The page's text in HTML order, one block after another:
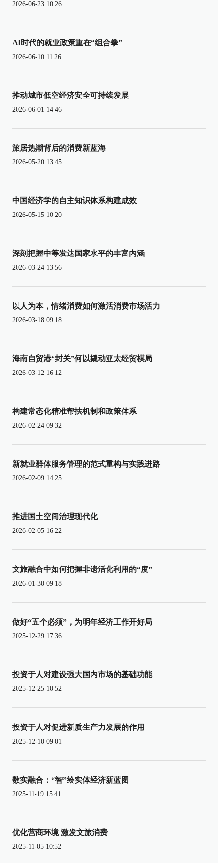
2026-06-23 10:26
AI时代的就业政策重在“组合拳”
2026-06-10 11:26
推动城市低空经济安全可持续发展
2026-06-01 14:46
旅居热潮背后的消费新蓝海
2026-05-20 13:45
中国经济学的自主知识体系构建成效
2026-05-15 10:20
深刻把握中等发达国家水平的丰富内涵
2026-03-24 13:56
以人为本，情绪消费如何激活消费市场活力
2026-03-18 09:18
海南自贸港“封关”何以撬动亚太经贸棋局
2026-03-12 16:12
构建常态化精准帮扶机制和政策体系
2026-02-24 09:32
新就业群体服务管理的范式重构与实践进路
2026-02-09 14:25
推进国土空间治理现代化
2026-02-05 16:22
文旅融合中如何把握非遗活化利用的“度”
2026-01-30 09:18
做好“五个必须”，为明年经济工作开好局
2025-12-29 17:36
投资于人对建设强大国内市场的基础功能
2025-12-25 10:52
投资于人对促进新质生产力发展的作用
2025-12-10 09:01
数实融合：“智”绘实体经济新蓝图
2025-11-19 15:41
优化营商环境 激发文旅消费
2025-11-05 10:52